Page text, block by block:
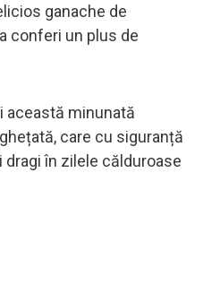
ganache de
conferi un plus de
această minunată
care cu siguranță
în zilele călduroase